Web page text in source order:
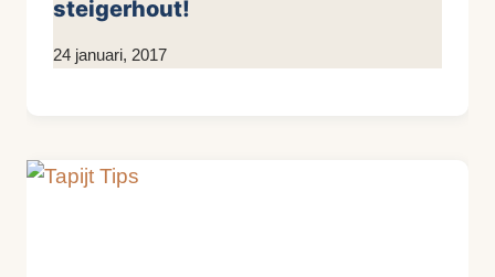
steigerhout!
Door
24 januari, 2017